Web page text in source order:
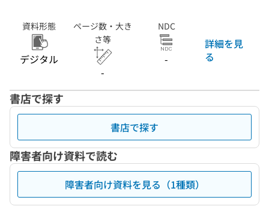
資料形態
デジタル
ページ数・大き
さ等
-
NDC
-
詳細を見
る
書店で探す
書店で探す
障害者向け資料で読む
障害者向け資料を見る（1種類）